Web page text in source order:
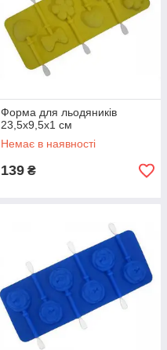
Форма для льодяників
23,5х9,5х1 см
Немає в наявності
139 ₴